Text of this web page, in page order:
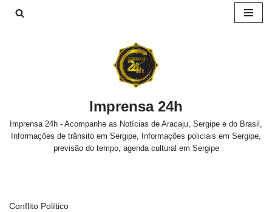
Imprensa 24h
Imprensa 24h - Acompanhe as Notícias de Aracaju, Sergipe e do Brasil,
Informações de trânsito em Sergipe, Informações policiais em Sergipe,
previsão do tempo, agenda cultural em Sergipe
Conflito Político